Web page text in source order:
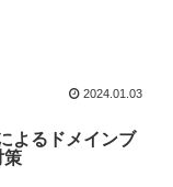
2024.01.03
よるドメインブ
策